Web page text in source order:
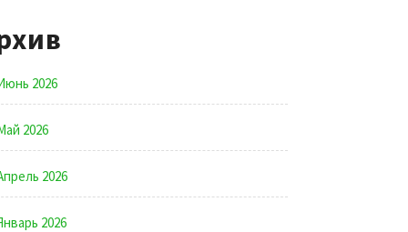
2026
2026
2026
2026